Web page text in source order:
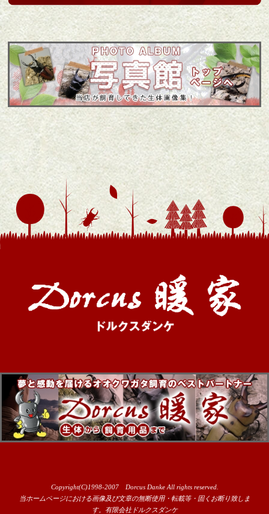
Copyright(C)1998-2007 Dorcus Danke All rights reserved.
当ホームページにおける画像及び文章の無断使用・転載等・固くお断り致しま
す。有限会社ドルクスダンケ